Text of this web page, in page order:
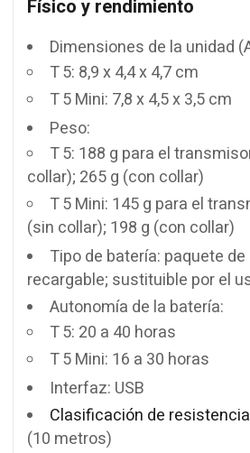
Físico y rendimiento
Dimensiones de la unidad
T 5: 8,9 x 4,4 x 4,7 cm
T 5 Mini: 7,8 x 4,5 x 3,5 cm
Peso:
T 5: 188 g para el
collar); 265 g (con collar)
T 5 Mini: 145 g para el
(sin collar); 198 g (con collar)
Tipo de batería: paquete
recargable; sustituible por el
Autonomía de la batería:
T 5: 20 a 40 horas
T 5 Mini: 16 a 30 horas
Interfaz: USB
Clasificación de
(10 metros)